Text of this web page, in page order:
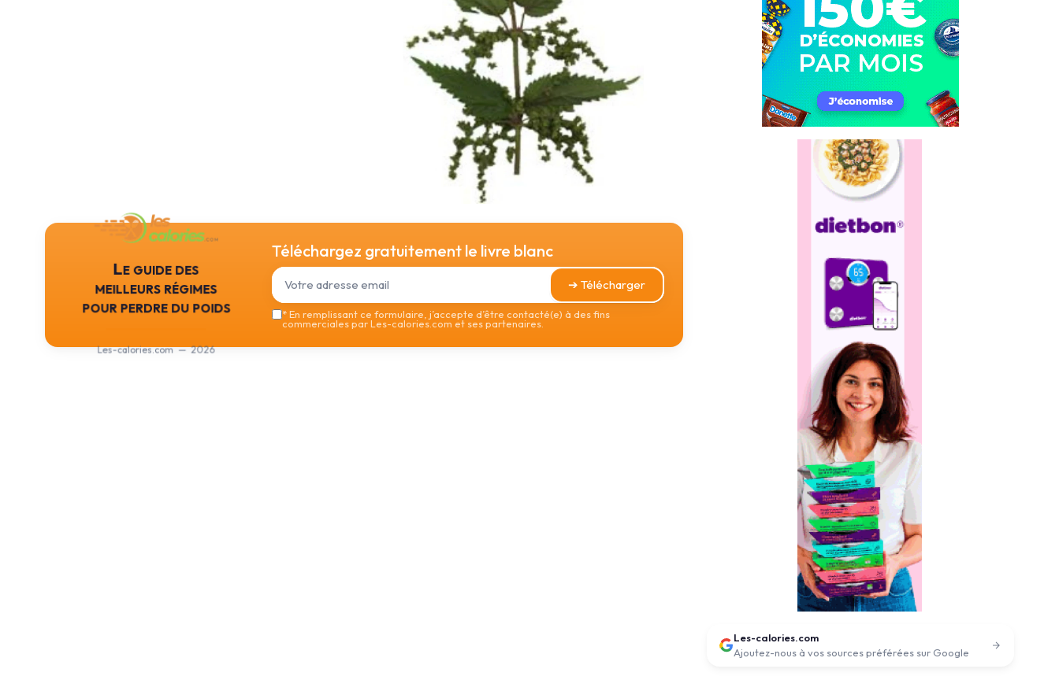
Le guide des
meilleurs régimes
pour perdre du poids
Les-calories.com — 2026
Téléchargez gratuitement le livre blanc
➔ Télécharger
*En remplissant ce formulaire, j’accepte d’être contacté(e) à des fins
commerciales par Les-calories.com et ses partenaires.
Les-calories.com
Ajoutez-nous à vos sources préférées sur Google